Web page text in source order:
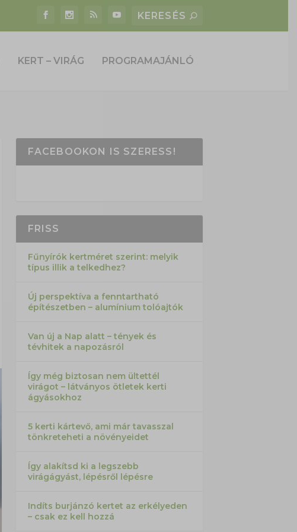
KERT – VIRÁG PROGRAMAJÁNLÓ
FACEBOOKON IS SZERESS!
FRISS
Fűnyírók kertméret szerint: melyik
típus illik a telkedhez?
Új perspektíva a fenntartható
építészetben – alumínium tolóajtók
Van új a Nap alatt – tények és
tévhitek a napozásról
Így még biztosan nem ültettél
virágot – látványos ötletek kerti
ágyásokhoz
5 kerti kártevő, ami már tavasszal
tönkreteheti a növényeidet
Így alakítsd ki a legszebb
virágágyást, lépésről lépésre
Indíts burjánzó kertet az erkélyeden
– csak ez kell hozzá